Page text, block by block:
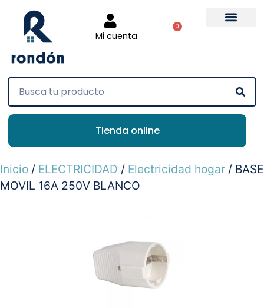
Mi cuenta
0
Tienda online
Inicio / ELECTRICIDAD / Electricidad hogar / BASE
MOVIL 16A 250V BLANCO